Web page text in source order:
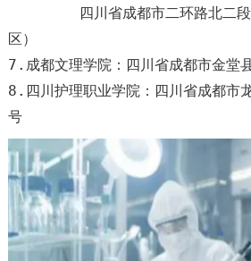
四川省成都市二环路北二段
区）
7.成都文理学院：四川省成都市金堂
8.四川护理职业学院：四川省成都市
号